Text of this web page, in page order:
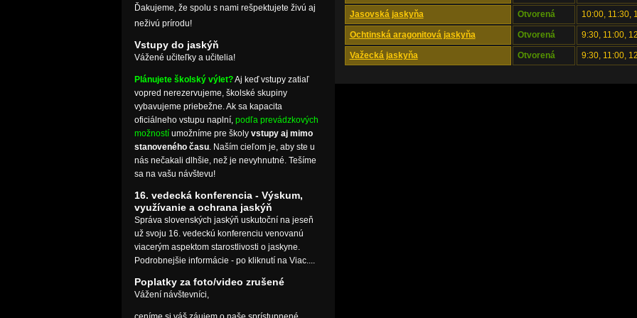
Jasovská jaskyňa Otvorená 10:00, 11:30,
Ochtinská aragonitová jaskyňa Otvorená 9:30, 11:00,
Važecká jaskyňa Otvorená 9:30, 11:00,
Ďakujeme, že spolu s nami rešpektujete živú aj
neživú prírodu!
Vstupy do jaskýň
Vážené učiteľky a učitelia!
Plánujete školský výlet?Aj keď vstupy zatiaľ
vopred nerezervujeme, školské skupiny
vybavujeme priebežne. Ak sa kapacita
oficiálneho vstupu naplní, podľa prevádzkových
možnostíumožníme pre školy vstupy aj mimo
stanoveného času. Naším cieľom je, aby ste u
nás nečakali dlhšie, než je nevyhnutné. Tešíme
sa na vašu návštevu!
16. vedecká konferencia - Výskum,
využívanie a ochrana jaskýň
Správa slovenských jaskýň uskutoční na jeseň
už svoju 16. vedeckú konferenciu venovanú
viacerým aspektom starostlivosti o jaskyne.
Podrobnejšie informácie - po kliknutí na Viac....
Poplatky za foto/video zrušené
Vážení návštevníci,